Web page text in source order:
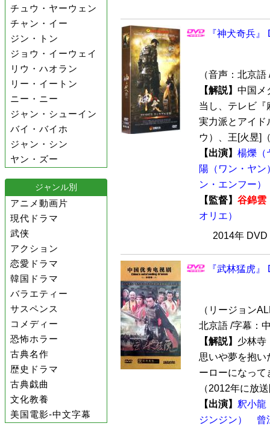
チュウ・ヤーウェン
チャン・イー
ジン・トン
ジョウ・イーウェイ
リウ・ハオラン
リー・イートン
ニー・ニー
ジャン・シューイン
バイ・バイホ
ジャン・シン
ヤン・ズー
ジャンル別
アニメ動画片
現代ドラマ
武侠
アクション
恋愛ドラマ
韓国ドラマ
バラエティー
サスペンス
コメディー
恐怖ホラー
古典名作
歴史ドラマ
古典戯曲
文化教養
美国電影-中文字幕
『神犬奇兵
（音声：北京
【解説】 中国メ
当し、テレビ『
実力派とアイド
ウ）、王[火昱]
【出演】 楊爍（
陽（ワン・ヤン
ン・エンフー）
【監督】 谷錦雲
オリエ）
2014年
『武林猛虎
（リージョン
北京語 /字幕：
【解説】 少林寺
思いや夢を抱い
ーローになって
（2012年に放
【出演】 釈小龍
ジンジン）
曾